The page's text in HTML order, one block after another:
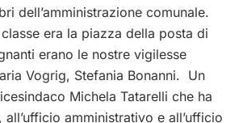
dell’amministrazione comunale.
era la piazza della posta di
erano le nostre vigilesse
Vogrig, Stefania Bonanni. Un
Michela Tatarelli che ha
amministrativo e all’ufficio